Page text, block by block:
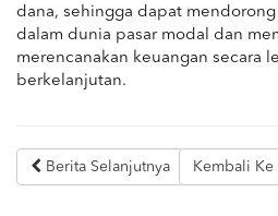
dana, sehingga dapat
dalam dunia pasar modal dan
merencanakan keuangan secara
berkelanjutan.
Berita Selanjutnya Kembali Ke